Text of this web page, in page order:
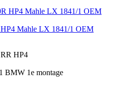
Mahle LX 1841/1 OEM
HP4
BMW 1e montage